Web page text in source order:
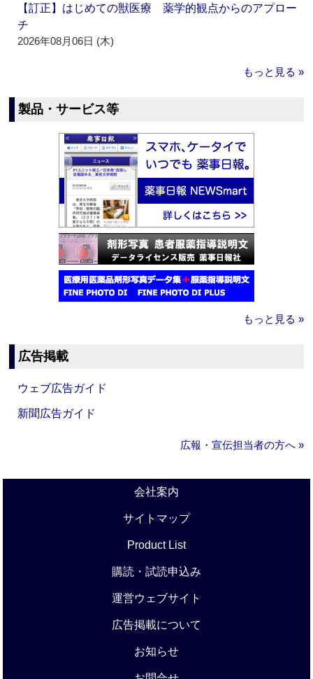
【訂正】はじめての獣医療 薬学的観点からのアプロー
チ
2026年08月06日 (木)
もっと見る »
製品・サービス等
もっと見る »
広告掲載
ウェブ広告ガイド
新聞広告ガイド
広報・宣伝担当者の方へ »
会社案内
サイトマップ
Product List
購読・試読申込み
運営ウェブサイト
広告掲載について
お知らせ